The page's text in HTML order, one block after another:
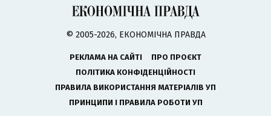
© 2005-2026, ЕКОНОМІЧНА ПРАВДА
РЕКЛАМА НА САЙТІ
ПРО ПРОЄКТ
ПОЛІТИКА КОНФІДЕНЦІЙНОСТІ
ПРАВИЛА ВИКОРИСТАННЯ МАТЕРІАЛІВ УП
ПРИНЦИПИ І ПРАВИЛА РОБОТИ УП